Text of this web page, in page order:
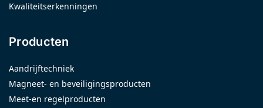
Kwaliteitserkenningen
Producten
Aandrijftechniek
Magneet- en beveiligingsproducten
Meet-en regelproducten